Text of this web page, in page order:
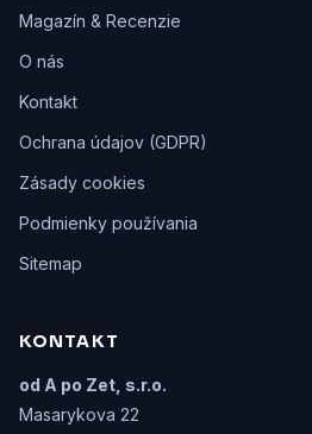
Magazín & Recenzie
O nás
Kontakt
Ochrana údajov (GDPR)
Zásady cookies
Podmienky používania
Sitemap
KONTAKT
od A po Zet, s.r.o.
Masarykova 22